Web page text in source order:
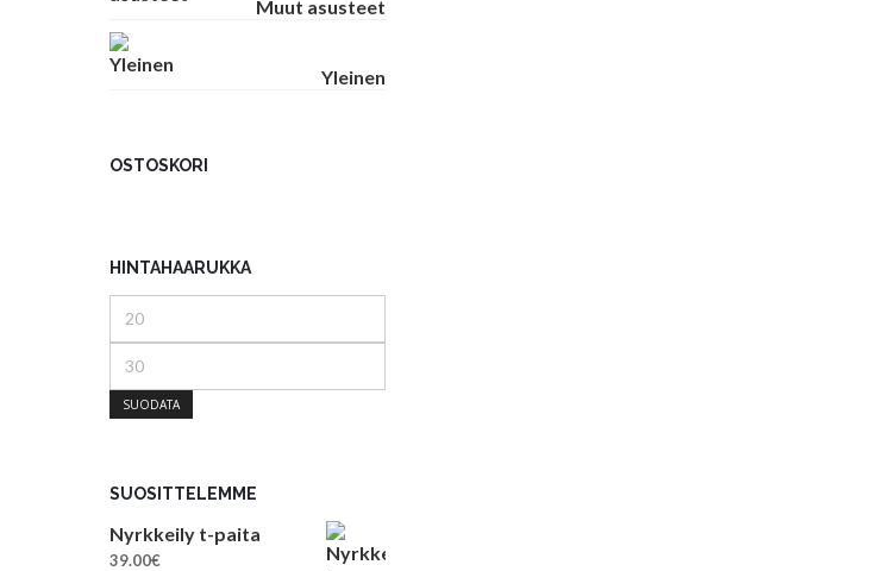
Muut asusteet
Yleinen
OSTOSKORI
HINTAHAARUKKA
SUODATA
SUOSITTELEMME
Nyrkkeily t-paita
39.00€